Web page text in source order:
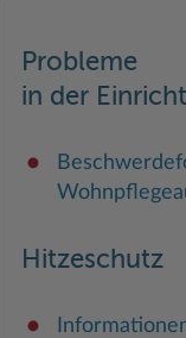
Probleme
in der
Hitzeschutz